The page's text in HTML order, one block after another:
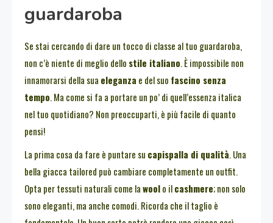
guardaroba
Se stai cercando di dare un tocco di classe al tuo guardaroba,
non c’è niente di meglio dello stile italiano. È impossibile non
innamorarsi della sua eleganza e del suo fascino senza
tempo. Ma come si fa a portare un po’ di quell’essenza italica
nel tuo quotidiano? Non preoccuparti, è più facile di quanto
pensi!
La prima cosa da fare è puntare su capispalla di qualità. Una
bella giacca tailored può cambiare completamente un outfit.
Opta per tessuti naturali come lawoolo ilcashmere; non solo
sono eleganti, ma anche comodi. Ricorda che il taglio è